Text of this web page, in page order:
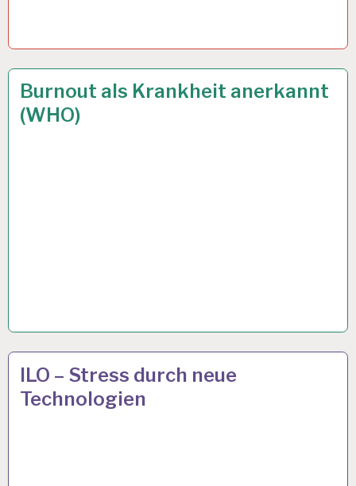
12-
STUNDEN-
ARBEITSTAG…
Burnout als Krankheit anerkannt
(WHO)
27 MAI 2019
12-
STUNDEN-
ARBEITSTAG…
ILO – Stress durch neue
Technologien
19 APR. 2019